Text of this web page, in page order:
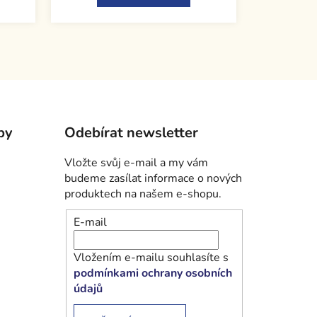
Odebírat newsletter
Vložte svůj e-mail a my vám
budeme zasílat informace o nových
produktech na našem e-shopu.
E-mail
Vložením e-mailu souhlasíte s
podmínkami ochrany osobních
údajů